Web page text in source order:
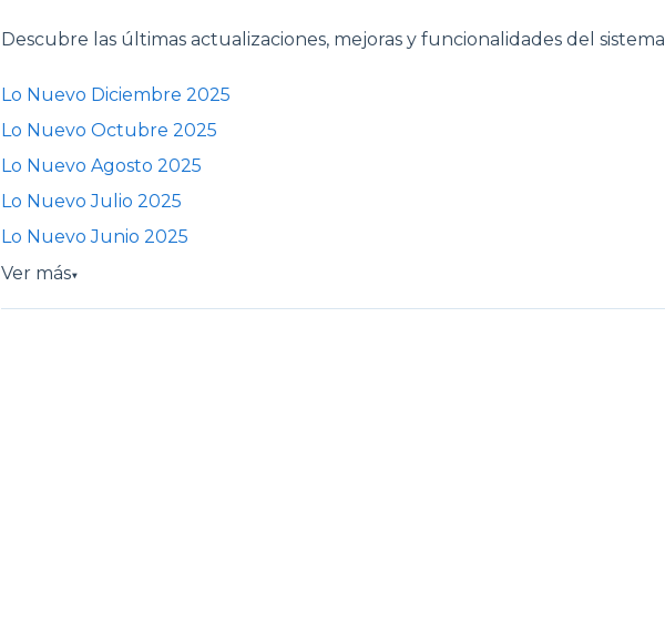
Descubre las últimas actualizaciones, mejoras y funcionalidades del sistema
Lo Nuevo Diciembre 2025
Lo Nuevo Octubre 2025
Lo Nuevo Agosto 2025
Lo Nuevo Julio 2025
Lo Nuevo Junio 2025
Ver más▼